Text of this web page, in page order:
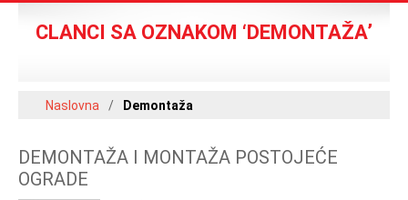
CLANCI SA OZNAKOM ‘DEMONTAŽA’
Naslovna / Demontaža
DEMONTAŽA I MONTAŽA POSTOJEĆE
OGRADE